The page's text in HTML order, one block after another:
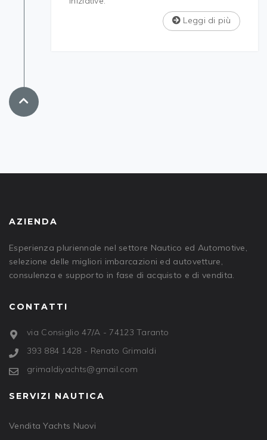
Leggi di più
AZIENDA
Esperienza pluriennale nel settore Nautico ed Automotive,
selezione delle migliori imbarcazioni ed autovetture,
consulenza e supporto in fase di acquisto e di vendita.
CONTATTI
via Consiglio 47/A - 74123 Taranto
393 884 1428 - Renato Grimaldi
grimaldiyachts@gmail.com
SERVIZI NAUTICA
Vendita Yachts Nuovi